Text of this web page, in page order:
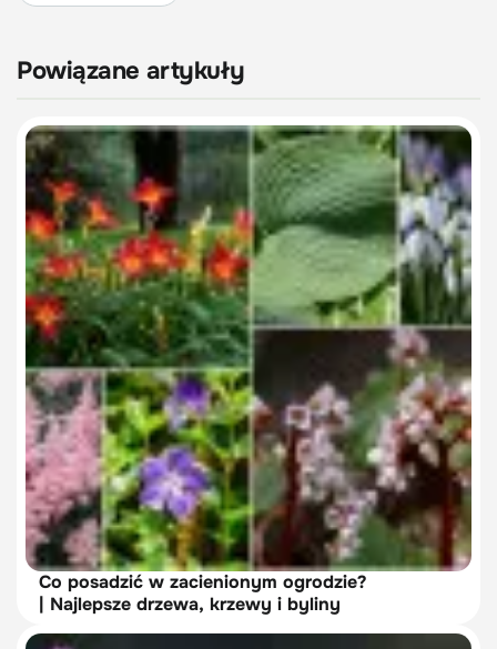
Powiązane artykuły
Co posadzić w zacienionym ogrodzie?
| Najlepsze drzewa, krzewy i byliny